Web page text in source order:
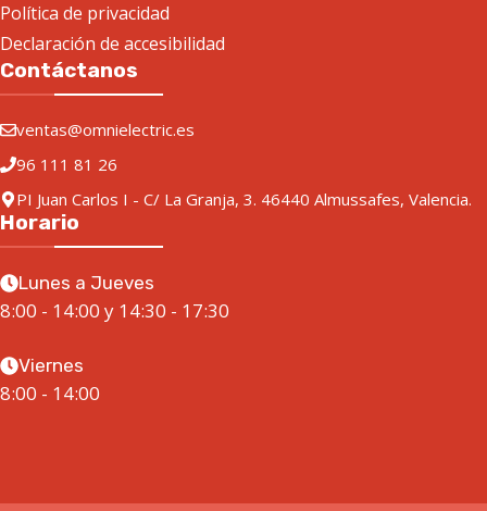
Política de privacidad
Declaración de accesibilidad
Contáctanos
ventas@omnielectric.es
96 111 81 26
PI Juan Carlos I - C/ La Granja, 3. 46440 Almussafes, Valencia.
Horario
Lunes a Jueves
8:00 - 14:00 y 14:30 - 17:30
Viernes
8:00 - 14:00